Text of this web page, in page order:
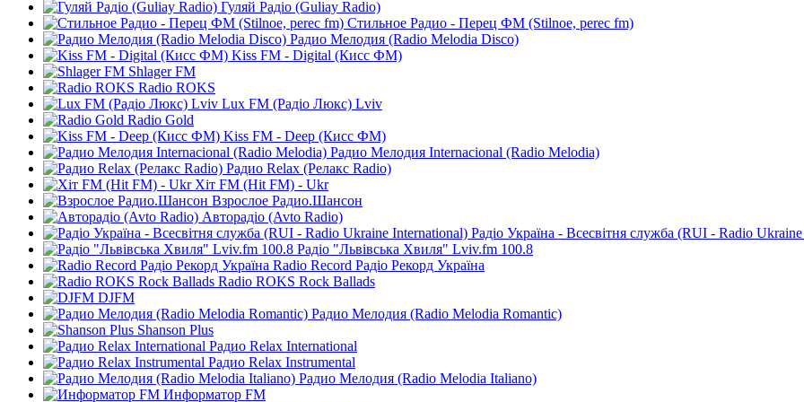
Гуляй Радіо (Guliay Radio)
Стильное Радио - Перец ФМ (Stilnoe, perec fm)
Радио Мелодия (Radio Melodia Disco)
Kiss FM - Digital (Кисc ФМ)
Shlager FM
Radio ROKS
Lux FM (Pадіо Люкс) Lviv
Radio Gold
Kiss FM - Deep (Кисc ФМ)
Радио Мелодия Internacional (Radio Melodia)
Радио Relax (Релакс Radio)
Хіт FM (Hit FM) - Ukr
Взрослое Радио.Шансон
Авторадіо (Avto Radio)
Радіо Україна - Всесвітня служба (RUI - Radio
Радіо "Львівська Хвиля" Lviv.fm 100.8
Radio Record Радіо Рекорд Україна
Radio ROKS Rock Ballads
DJFM
Радио Мелодия (Radio Melodia Romantic)
Shanson Plus
Радио Relax International
Радио Relax Instrumental
Радио Мелодия (Radio Melodia Italiano)
Информатор FM